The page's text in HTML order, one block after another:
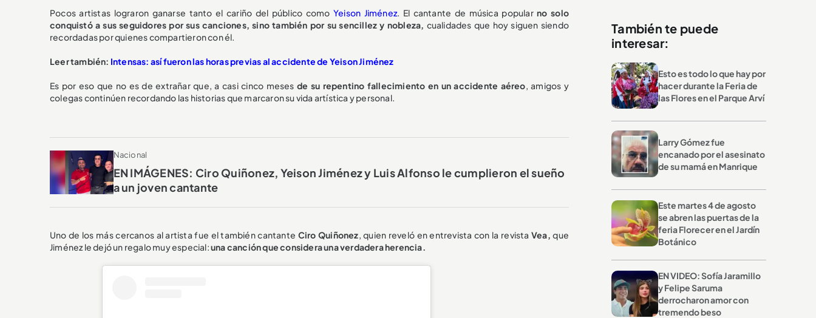
Pocos artistas lograron ganarse tanto el cariño del público como Yeison Jiménez. El cantante de música popularno solo
conquistó a sus seguidores por sus canciones, sino también por su sencillez y nobleza, cualidades que hoy siguen siendo
recordadas por quienes compartieron con él.
Leer también: Intensas: así fueron las horas previas al accidente de Yeison Jiménez
Es por eso que no es de extrañar que, a casi cinco meses de su repentino fallecimiento en un accidente aéreo, amigos y
colegas continúen recordando las historias que marcaron su vida artística y personal.
Nacional
EN IMÁGENES: Ciro Quiñonez, Yeison Jiménez y Luis Alfonso le cumplieron el sueño
a un joven cantante
Uno de los más cercanos al artista fue el también cantante Ciro Quiñonez, quien reveló en entrevista con la revistaVea,que
Jiménez le dejó un regalo muy especial:una canción que considera una verdadera herencia.
También te puede
interesar:
Esto es todo lo que hay por
hacer durante la Feria de
las Flores en el Parque Arví
Larry Gómez fue
encanado por el asesinato
de su mamá en Manrique
Este martes 4 de agosto
se abren las puertas de la
feria Florecer en el Jardín
Botánico
EN VIDEO: Sofía Jaramillo
y Felipe Saruma
derrocharon amor con
tremendo beso